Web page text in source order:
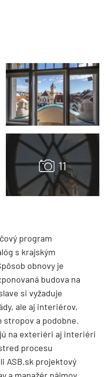
program
s krajským
obnovy je
budova na
si vyžaduje
ale aj interiérov,
stropov a podobne.
na exteriéri aj interiéri
procesu
ASB.sk projektový